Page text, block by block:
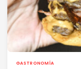
GASTRONOMÍA